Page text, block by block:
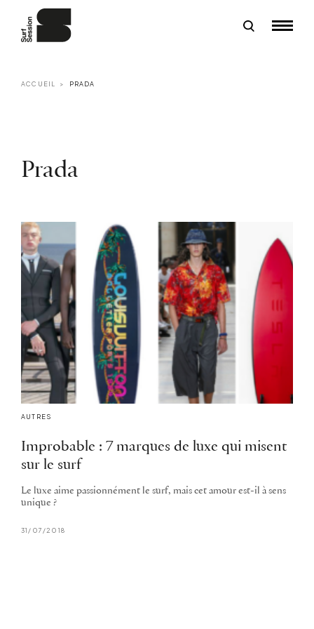
ACCUEIL PRADA
Prada
AUTRES
Improbable : 7 marques de luxe qui misent
sur le surf
Le luxe aime passionnément le surf, mais cet amour est-il à sens
unique ?
31/07/2018